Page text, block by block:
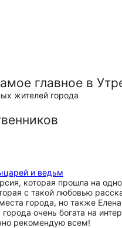
главное в
жителей города
и ведьм
которая прошла на
с такой любовью
города, но также
очень богата на
рекомендую всем!